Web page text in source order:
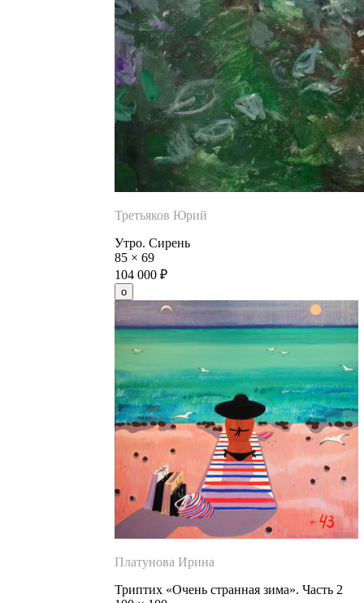
Третьяков Юрий
Утро. Сирень
85 × 69
104 000 ₽
Платунова Ирина
Триптих «Очень странная зима». Часть 2